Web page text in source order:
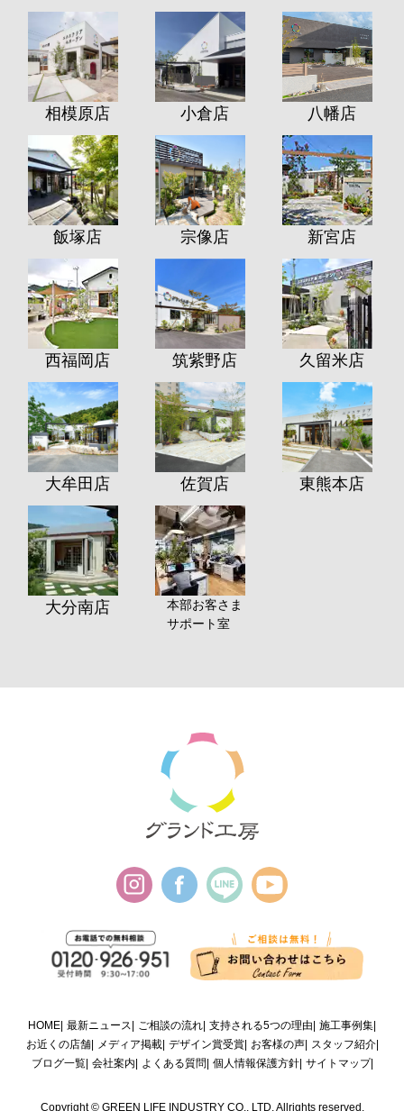
相模原店 小倉店 八幡店
飯塚店 宗像店 新宮店
西福岡店 筑紫野店 久留米店
大牟田店 佐賀店 東熊本店
大分南店
本部お客さま
サポート室
HOME 最新ニュース ご相談の流れ 支持される5つの理由 施工事例集
お近くの店舗
メディア掲載 デザイン賞受賞 お客様の声
スタッフ紹介
ブログ一覧 会社案内 よくある質問 個人情報保護方針 サイトマップ
Copyright © GREEN LIFE INDUSTRY CO., LTD. Allrights reserved.